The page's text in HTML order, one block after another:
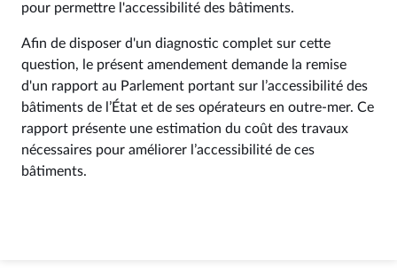
pour permettre l'accessibilité des bâtiments.
Afin de disposer d'un diagnostic complet sur cette
question, le présent amendement demande la remise
d'un rapport au Parlement portant sur l’accessibilité des
bâtiments de l’État et de ses opérateurs en outre-mer. Ce
rapport présente une estimation du coût des travaux
nécessaires pour améliorer l’accessibilité de ces
bâtiments.